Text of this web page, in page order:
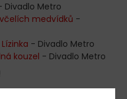
Divadlo Metro
včelích medvídků -
- Divadlo Metro
kouzel - Divadlo Metro